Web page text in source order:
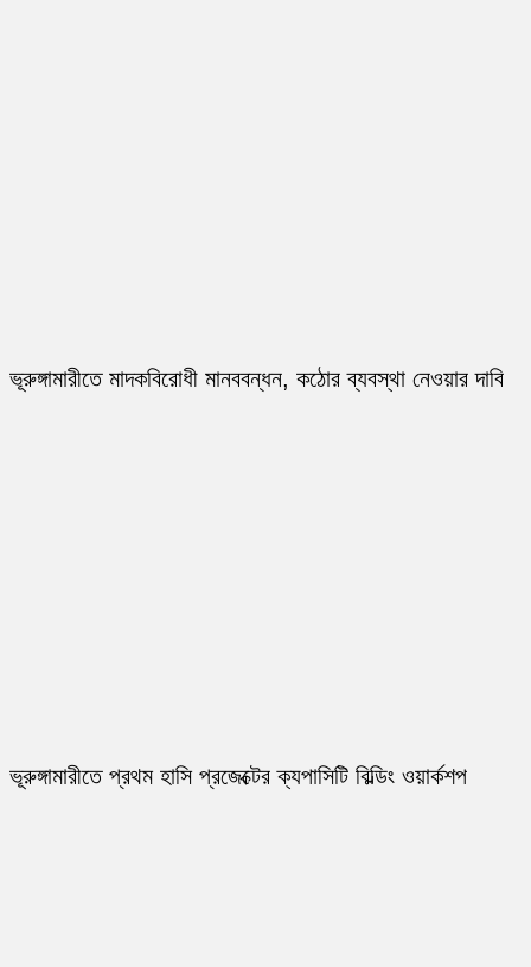
ভূরুঙ্গামারীতে মাদকবিরোধী মানববন্ধন, কঠোর ব্যবস্থা নেওয়ার দাবি
ভূরুঙ্গামারীতে প্রথম হাসি প্রজেক্টের ক্যপাসিটি বিল্ডিং ওয়ার্কশপ